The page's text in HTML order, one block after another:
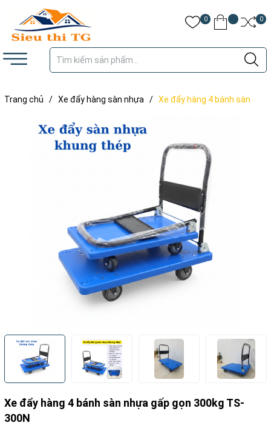
0 0
Trang chủ / Xe đẩy hàng sàn nhựa / Xe đẩy hàng 4 bánh sàn
Xe đẩy hàng 4 bánh sàn nhựa gấp gọn 300kg TS-
300N